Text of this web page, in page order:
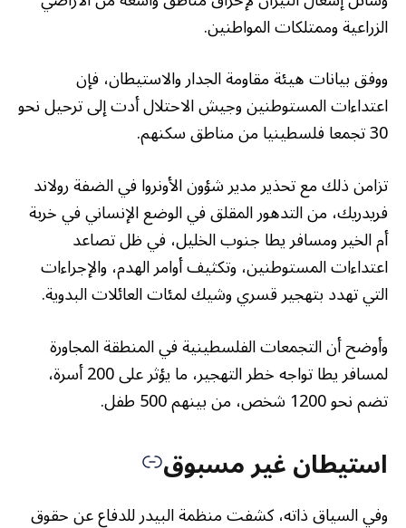
الزراعية وممتلكات المواطنين.
ووفق بيانات هيئة مقاومة الجدار والاستيطان، فإن
اعتداءات المستوطنين وجيش الاحتلال أدت إلى ترحيل نحو
30 تجمعا فلسطينيا من مناطق سكنهم.
تزامن ذلك مع تحذير مدير شؤون الأونروا في الضفة رولاند
فريدريك، من التدهور المقلق في الوضع الإنساني في خربة
أم الخير ومسافر يطا جنوب الخليل، في ظل تصاعد
اعتداءات المستوطنين، وتكثيف أوامر الهدم، والإجراءات
التي تهدد بتهجير قسري وشيك لمئات العائلات البدوية.
وأوضح أن التجمعات الفلسطينية في المنطقة المجاورة
لمسافر يطا تواجه خطر التهجير، ما يؤثر على 200 أسرة،
تضم نحو 1200 شخص، من بينهم 500 طفل.
استيطان غير مسبوق
وفي السياق ذاته، كشفت منظمة البيدر للدفاع عن حقوق